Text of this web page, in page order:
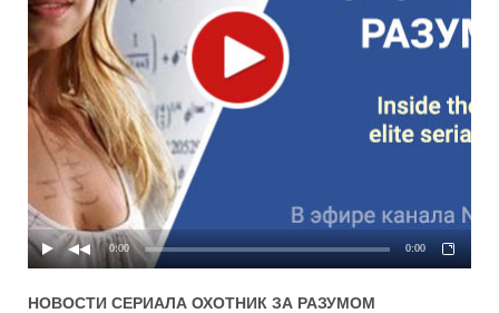
0:00 0:00
НОВОСТИ СЕРИАЛА ОХОТНИК ЗА РАЗУМОМ